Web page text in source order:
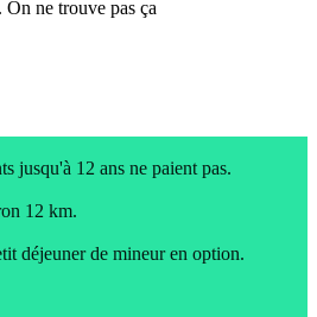
On ne trouve pas ça
jusqu'à 12 ans ne paient pas.
12 km.
déjeuner de mineur en option.